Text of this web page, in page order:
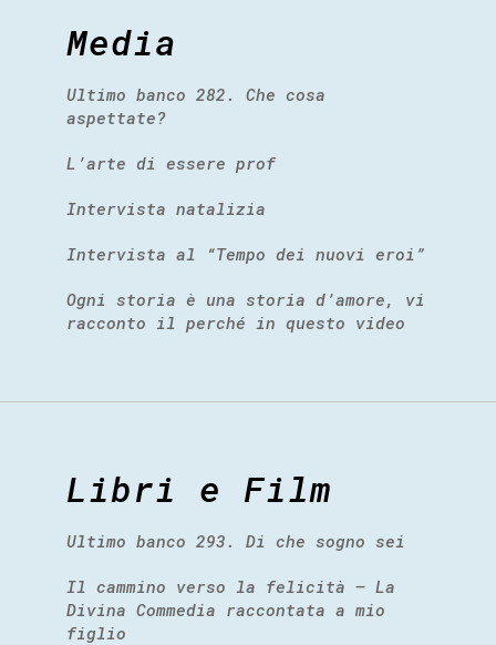
Media
Ultimo banco 282. Che cosa
aspettate?
L’arte di essere prof
Intervista natalizia
Intervista al “Tempo dei nuovi eroi”
Ogni storia è una storia d’amore, vi
racconto il perché in questo video
Libri e Film
Ultimo banco 293. Di che sogno sei
Il cammino verso la felicità – La
Divina Commedia raccontata a mio
figlio